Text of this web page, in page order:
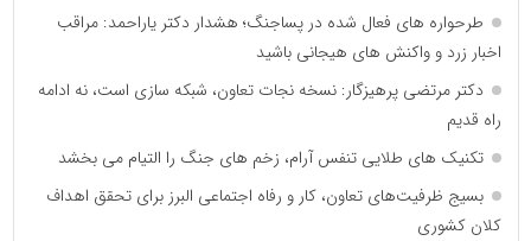
طرحواره های فعال شده در پساجنگ؛ هشدار دکتر یاراحمد: مراقب
اخبار زرد و واکنش های هیجانی باشید
دکتر مرتضی پرهیزگار: نسخه نجات تعاون، شبکه سازی است، نه ادامه
راه قدیم
تکنیک های طلایی تنفس آرام، زخم های جنگ را التیام می بخشد
بسیج ظرفیت‌های تعاون، کار و رفاه اجتماعی البرز برای تحقق اهداف
کلان کشوری